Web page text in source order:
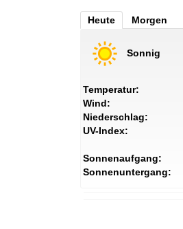
Heute Morgen
Sonnig
Temperatur:
Wind:
Niederschlag:
UV-Index:
Sonnenaufgang:
Sonnenuntergang: